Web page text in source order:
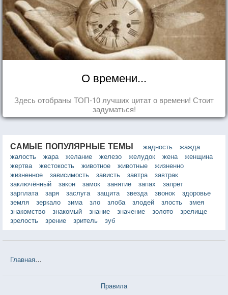
О времени...
Здесь отобраны ТОП-10 лучших цитат о времени! Стоит
задуматься!
САМЫЕ ПОПУЛЯРНЫЕ ТЕМЫ жадность
жажда
жалость
жара желание железо желудок жена
женщина
жертва
жестокость животное животные
жизненно
жизненное
зависимость зависть завтра
завтрак
заключённый
закон замок занятие запах
запрет
зарплата
заря заслуга защита звезда звонок
здоровье
земля
зеркало зима зло злоба злодей злость
змея
знакомство
знакомый знание значение золото
зрелище
зрелость
зрение зритель зуб
Главная
Правила